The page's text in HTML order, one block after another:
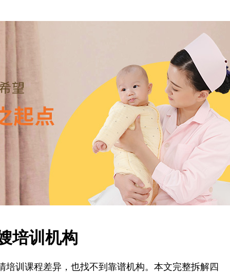
培训机构
训课程差异，也找不到靠谱机构。本文完整拆解四